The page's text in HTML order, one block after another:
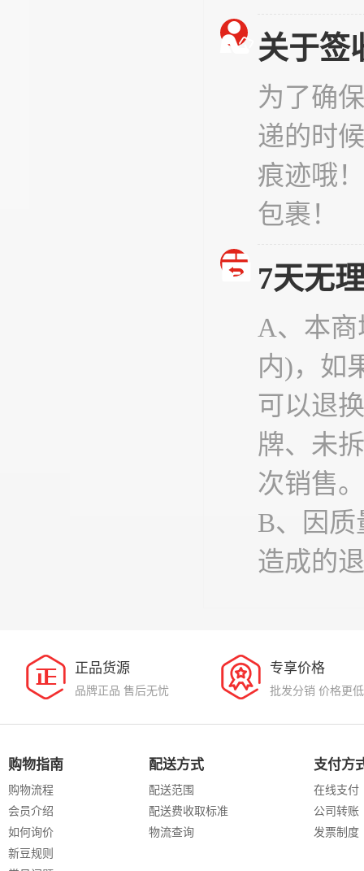
关于签
为了确
递的时
痕迹哦
包裹！
7天无
A、本
内)，如
可以退
牌、未
次销售。
B、因
造成的
正品货源
品牌正品 售后无忧
专享价格
批发分销 价格更低
购物指南
购物流程
会员介绍
如何询价
新豆规则
配送方式
配送范围
配送费收取标准
物流查询
支付方
在线支付
公司转账
发票制度